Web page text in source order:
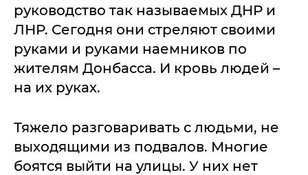
руководство так называемых ДНР и
ЛНР. Сегодня они стреляют своими
руками и руками наемников по
жителям Донбасса. И кровь людей –
на их руках.
Тяжело разговаривать с людьми, не
выходящими из подвалов. Многие
боятся выйти на улицы. У них нет